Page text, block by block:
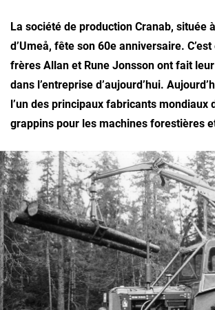
La société de production Cranab, située
d’Umeå, fête son 60e anniversaire.
frères Allan et Rune Jonsson ont fait
dans l’entreprise d’aujourd’hui.
l’un des principaux fabricants mondiaux
grappins pour les machines forestières